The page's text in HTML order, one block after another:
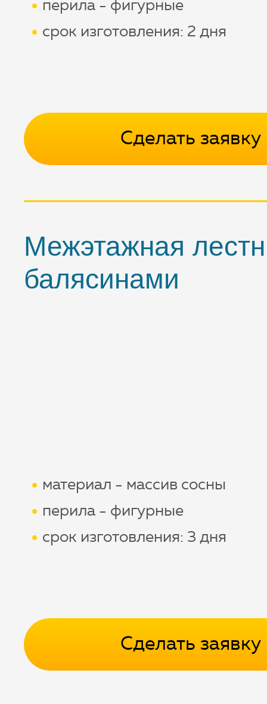
Сделать заявку
перила - фигурные
срок изготовления: 2 дня
Сделать заявку
Межэтажная
балясинами
материал - массив сосны
перила - фигурные
срок изготовления: 3 дня